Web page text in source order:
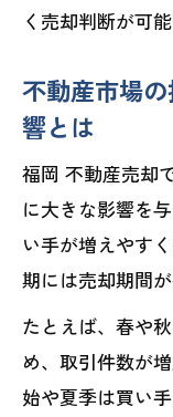
く売却判断が可
不動産市場
響とは
福岡 不動産売却
に大きな影響を
い手が増えやす
期には売却期間
たとえば、春や
め、取引件数が
始や夏季は買い